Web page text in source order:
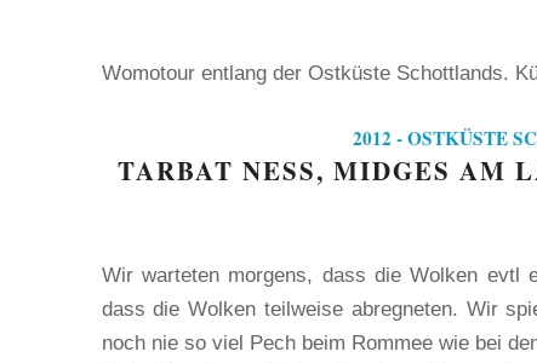
Womotour entlang der Ostküste Schottlands.
2012 - OSTKÜSTE
TARBAT NESS, MIDGES AM
Wir warteten morgens, dass die Wolken evtl
dass die Wolken teilweise abregneten. Wir
noch nie so viel Pech beim Rommee wie bei